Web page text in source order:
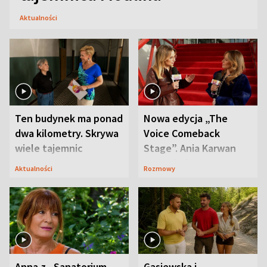
Aktualności
Ten budynek ma ponad
dwa kilometry. Skrywa
wiele tajemnic
Aktualności
Nowa edycja „The
Voice Comeback
Stage”. Ania Karwan
zapowiada
Rozmowy